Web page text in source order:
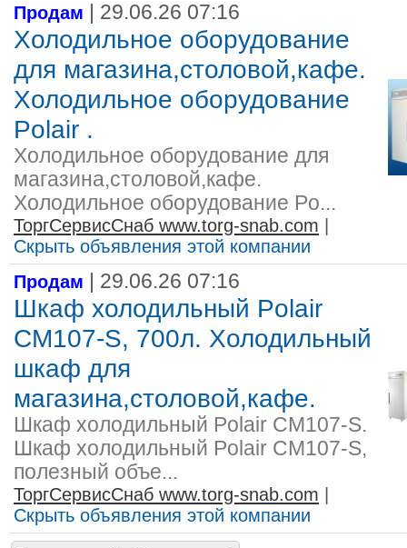
Продам
| 29.06.26 07:16
Холодильное оборудование
для магазина,столовой,кафе.
Холодильное оборудование
Polair .
Холодильное оборудование для
магазина,столовой,кафе.
Холодильное оборудование Po...
ТоргСервисСнаб www.torg-snab.com
Скрыть объявления этой компании
Продам
| 29.06.26 07:16
Шкаф холодильный Polair
CМ107-S, 700л. Холодильный
шкаф для
магазина,столовой,кафе.
Шкаф холодильный Polair CМ107-S.
Шкаф холодильный Polair СМ107-S,
полезный объе...
ТоргСервисСнаб www.torg-snab.com
Скрыть объявления этой компании